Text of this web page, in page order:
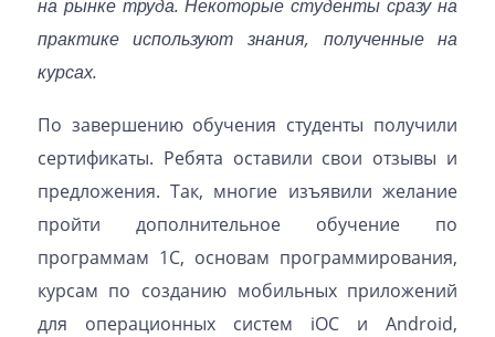
на рынке труда. Некоторые студенты сразу на
практике используют знания, полученные на
курсах.
По завершению обучения студенты получили
сертификаты. Ребята оставили свои отзывы и
предложения. Так, многие изъявили желание
пройти дополнительное обучение по
программам 1С, основам программирования,
курсам по созданию мобильных приложений
для операционных систем iOC и Android,